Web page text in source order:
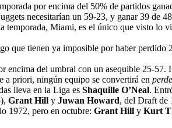
por encima del 50% de partidos
necesitarían un 59-23, y ganar 39 de
Miami, es el único que visto lo
que tienen ya imposible por haber
encima del umbral con un asequible 25-
a priori, ningún equipo se convertirá en
lleva en la Liga es Shaquille O’Neal.
Grant Hill y Juwan Howard, del Draft de
1972, pero en octubre: Grant Hill y Kurt